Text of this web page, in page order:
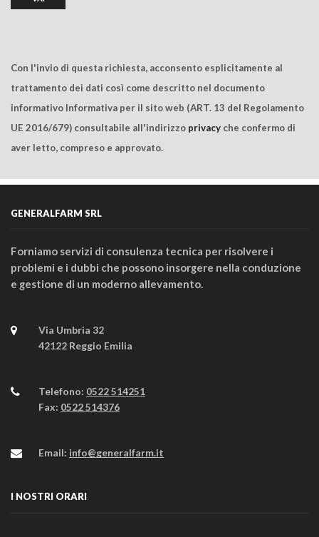
Con l'invio di questa richiesta, acconsento esplicitamente al
trattamento dei dati così come descritto nel documento
informativo Informativa per il sito web (ART. 13 del Regolamento
UE 2016/679) consultabile all'indirizzo privacy che confermo di
aver letto, compreso e approvato.
GENERALFARM SRL
Forniamo servizi di consulenza tecnica per risolvere i
problemi e i dubbi che possono insorgere nella conduzione
e gestione di un moderno allevamento.
Via Umbria 32
42122 Reggio Emilia
Telefono: 0522 514251
Fax: 0522 514376
Email: info@generalfarm.it
I NOSTRI ORARI